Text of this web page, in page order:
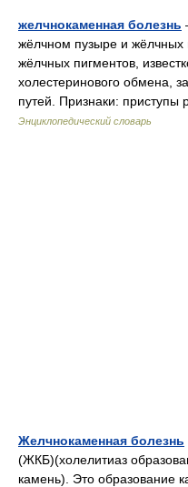
желчнокаменная болезнь
жёлчном пузыре и жёлчных
жёлчных пигментов,
холестеринового обмена,
путей. Признаки:
Энциклопедический словарь
Желчнокаменная болезнь
(ЖКБ)(холелитиаз
камень). Это образование